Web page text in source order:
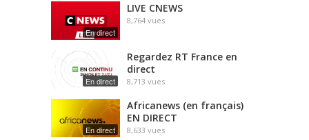
En direct
LIVE CNEWS
8,764 vues
En direct
Regardez RT France en
direct
8,713 vues
En direct
Africanews (en français)
EN DIRECT
8,633 vues